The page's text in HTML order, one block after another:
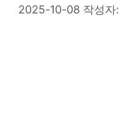
2025-10-08 작성자: